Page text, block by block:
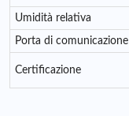
Umidità relativa
Porta di comunicazione
Certificazione